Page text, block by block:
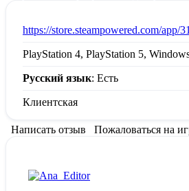
https://store.steampowered.com/app/
PlayStation 4, PlayStation 5,
Русский язык: Есть
Клиентская
Написать отзыв Пожаловаться на